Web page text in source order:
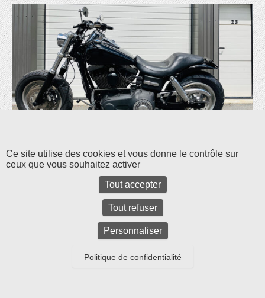
Ce site utilise des cookies et vous donne le contrôle sur
ceux que vous souhaitez activer
Tout accepter
Tout refuser
Personnaliser
Politique de confidentialité